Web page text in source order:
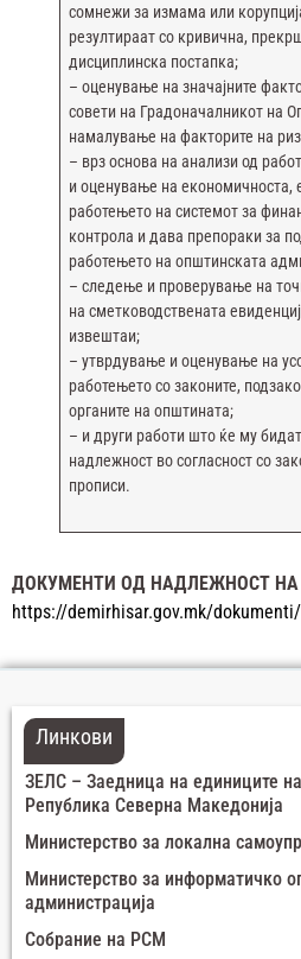
сомнежи за измама или
резултираат со кривична,
дисциплинска постапка;
– оценување на значајните
совети на Градоначалникот на
намалување на факторите на
– врз основа на анализи од
и оценување на економичноста,
работењето на системот за
контрола и дава препораки за
работењето на општинската
– следење и проверување на
на сметководствената
извештаи;
– утврдување и оценување на
работењето со законите,
органите на општината;
– и други работи што ќе му
надлежност во согласност со
прописи.
ДОКУМЕНТИ ОД НАДЛЕЖНОСТ НА
https://demirhisar.gov.mk/
Линкови
ЗЕЛС – Заедница на единиците
Република Северна Македонија
Министерство за локална
Министерство за информатичко
администрација
Собрание на РСМ